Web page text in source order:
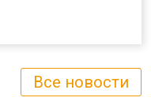
Все новости